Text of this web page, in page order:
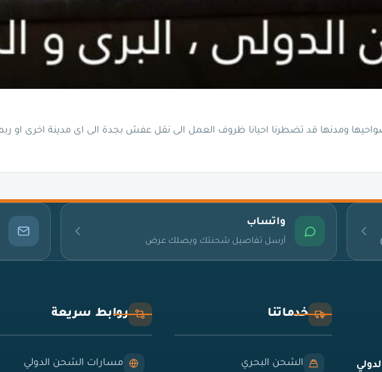
ومدنها قد تضطرنا احيانا ظروف العمل الى نقل عفش بجدة الى اى مدينة اخرى او
واتساب
أرسل تفاصيل شحنتك ويصلك عرض
خدماتنا
الشحن البحري
روابط سريعة
مسارات الشحن الدولي